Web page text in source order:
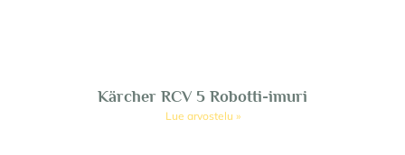
Kärcher RCV 5 Robotti-imuri
Lue arvostelu »